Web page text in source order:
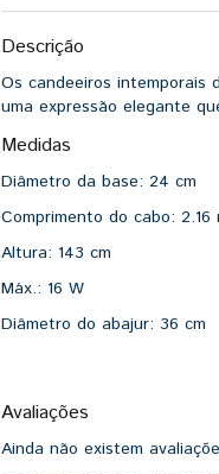
Descrição
Os candeeiros intemporais
uma expressão elegante
Medidas
Diâmetro da base: 24 cm
Comprimento do cabo: 2.16
Altura: 143 cm
Máx.: 16 W
Diâmetro do abajur: 36 cm
Avaliações
Ainda não existem